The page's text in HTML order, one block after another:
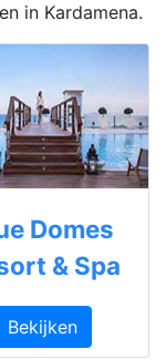
in Kardamena.
Domes
& Spa
Bekijken